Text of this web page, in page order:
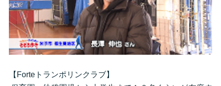
【Forteトランポリンクラブ】